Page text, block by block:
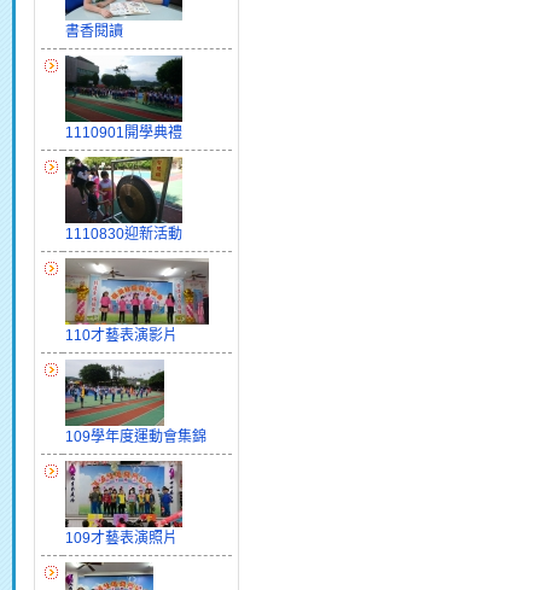
書香閱讀
1110901開學典禮
1110830迎新活動
110才藝表演影片
109學年度運動會集錦
109才藝表演照片